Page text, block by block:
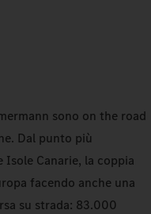
sono on the road
Dal punto più
Canarie, la coppia
facendo anche una
su strada: 83.000